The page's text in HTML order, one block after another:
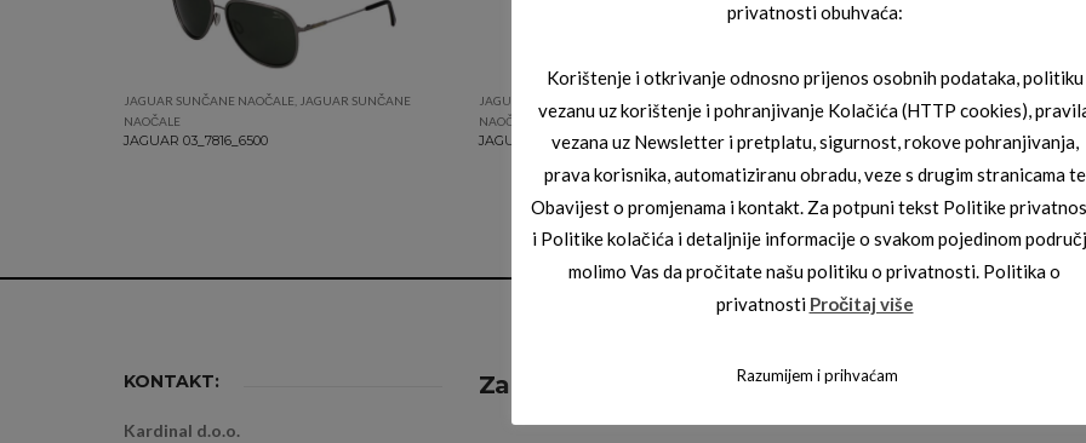
JAGUAR SUNČANE NAOČALE
JAGUAR SUNČANE
NAOČALE
JAGUAR 03_7816_6500
JAGUAR SUNČANE NAOČALE
NAOČALE
JAGUAR 03_7594_1000
JAGUAR SUNČANE NAOČALE
JAGUAR 03_7252_4791
KONTAKT:
Kardinal d.o.o.
Zaprati nas!
privatnosti obuhvaća:
Korištenje i otkrivanje odnosno prijenos osobnih podataka, politiku
vezanu uz korištenje i pohranjivanje Kolačića (HTTP cookies),
vezana uz Newsletter i pretplatu, sigurnost, rokove pohranjivanja,
prava korisnika, automatiziranu obradu, veze s drugim stranicama te
Obavijest o promjenama i kontakt. Za potpuni tekst Politike
i Politike kolačića i detaljnije informacije o svakom pojedinom
molimo Vas da pročitate našu politiku o privatnosti. Politika o
privatnosti Pročitaj više
Razumijem i prihvaćam